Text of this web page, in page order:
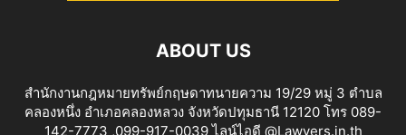
ABOUT US
สำนักงานกฎหมายทรัพย์กฤษดาทนายความ 19/29 หมู่ 3 ตำบล
คลองหนึ่ง อำเภอคลองหลวง จังหวัดปทุมธานี 12120 โทร 089-
142-7773 ,099-917-0039 ไลน์ไอดี @Lawyers.in.th